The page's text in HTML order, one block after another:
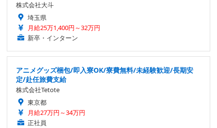
株式会社大斗
埼玉県
月給25万1,400円～32万円
新卒・インターン
アニメグッズ梱包/即入寮OK/寮費無料/未経験歓迎/長期安
定/赴任旅費支給
株式会社Tetote
東京都
月給27万円～34万円
正社員